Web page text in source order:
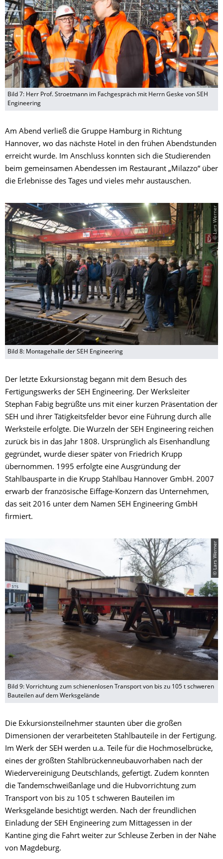
Bild 7: Herr Prof. Stroetmann im Fachgespräch mit Herrn Geske von SEH
Engineering
Am Abend verließ die Gruppe Hamburg in Richtung
Hannover, wo das nächste Hotel in den frühen Abendstunden
erreicht wurde. Im Anschluss konnten sich die Studierenden
beim gemeinsamen Abendessen im Restaurant „Milazzo“ über
die Erlebnisse des Tages und vieles mehr austauschen.
© Lars Werner
Bild 8: Montagehalle der SEH Engineering
Der letzte Exkursionstag begann mit dem Besuch des
Fertigungswerks der SEH Engineering. Der Werksleiter
Stephan Fabig begrüßte uns mit einer kurzen Präsentation der
SEH und ihrer Tätigkeitsfelder bevor eine Führung durch alle
Werksteile erfolgte. Die Wurzeln der SEH Engineering reichen
zurück bis in das Jahr 1808. Ursprünglich als Eisenhandlung
gegründet, wurde dieser später von Friedrich Krupp
übernommen. 1995 erfolgte eine Ausgründung der
Stahlbausparte in die Krupp Stahlbau Hannover GmbH. 2007
erwarb der französische Eiffage-Konzern das Unternehmen,
das seit 2016 unter dem Namen SEH Engineering GmbH
firmiert.
© Lars Werner
Bild 9: Vorrichtung zum schienenlosen Transport von bis zu 105 t schweren
Bauteilen auf dem Werksgelände
Die Exkursionsteilnehmer staunten über die großen
Dimensionen der verarbeiteten Stahlbauteile in der Fertigung.
Im Werk der SEH werden u.a. Teile für die Hochmoselbrücke,
eines der größten Stahlbrückenneubauvorhaben nach der
Wiedervereinigung Deutschlands, gefertigt. Zudem konnten
die Tandemschweißanlage und die Hubvorrichtung zum
Transport von bis zu 105 t schweren Bauteilen im
Werksgelände besichtigt werden. Nach der freundlichen
Einladung der SEH Engineering zum Mittagessen in der
Kantine ging die Fahrt weiter zur Schleuse Zerben in der Nähe
von Magdeburg.